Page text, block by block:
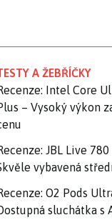
A ŽEBŘÍČKY
Intel Core
– Vysoký výkon
JBL Live 780
vybavená
O2 Pods
sluchátka s